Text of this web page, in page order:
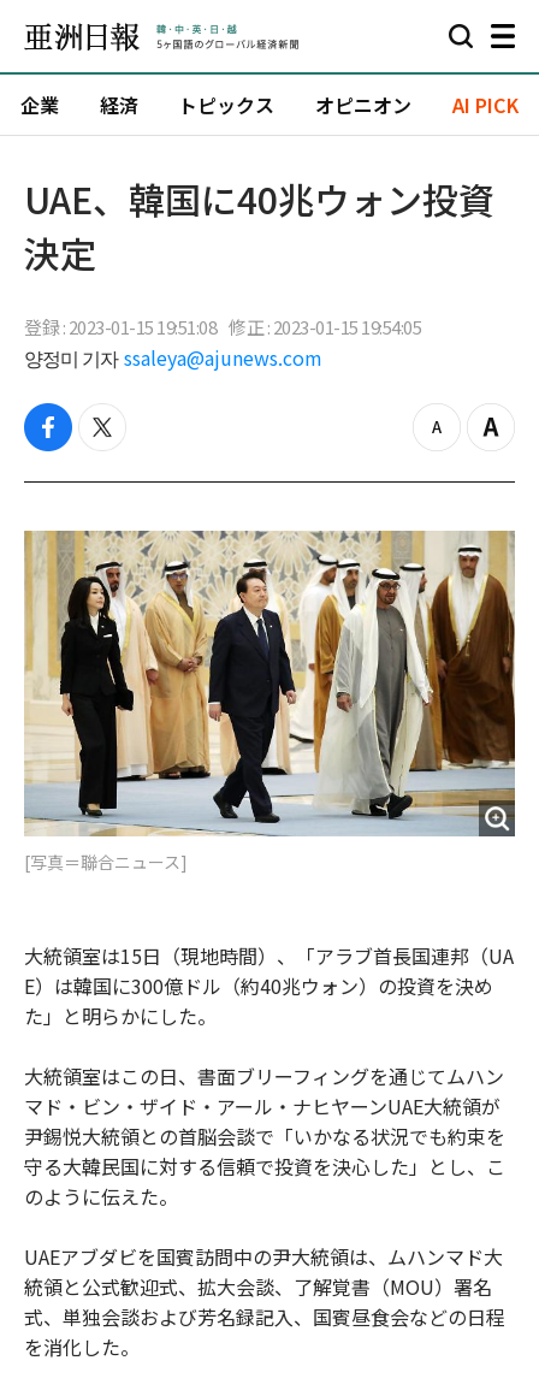
企業 経済 トピックス オピニオン AI PICK
UAE、韓国に40兆ウォン投資
決定
登録 : 2023-01-15 19:51:08 修正 : 2023-01-15 19:54:05
양정미 기자 ssaleya@ajunews.com
f
c
b
t
i
t
e
r
z
o
o
t
Z
o
i
[写真＝聯合ニュース]
大統領室は15日（現地時間）、「アラブ首長国連邦（UA
E）は韓国に300億ドル（約40兆ウォン）の投資を決め
た」と明らかにした。
大統領室はこの日、書面ブリーフィングを通じてムハン
マド・ビン・ザイド・アール・ナヒヤーンUAE大統領が
尹錫悦大統領との首脳会談で「いかなる状況でも約束を
守る大韓民国に対する信頼で投資を決心した」とし、こ
のように伝えた。
UAEアブダビを国賓訪問中の尹大統領は、ムハンマド大
統領と公式歓迎式、拡大会談、了解覚書（MOU）署名
式、単独会談および芳名録記入、国賓昼食会などの日程
を消化した。